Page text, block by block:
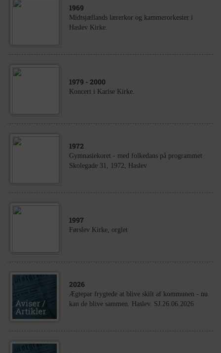
1969
Midtsjællands lærerkor og kammerorkester i
Haslev Kirke.
1979 - 2000
Koncert i Karise Kirke.
1972
Gymnasiekoret - med folkedans på programmet
Skolegade 31, 1972, Haslev
1997
Førslev Kirke, orglet
2026
Ægtepar frygtede at blive skilt af kommunen - nu
kan de blive sammen. Haslev. SJ.26.06.2026